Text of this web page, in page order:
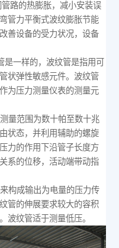
路的热膨胀，减小安装误
管力平衡式波纹膨胀节能
善设备的受力状况，设备
一样的，波纹管是指用可
状弹性敏感元件。波纹管
为压力测量仪表的测量元
量范围为数十帕至数十兆
状态，并利用辅助的螺旋
力的作用下沿管子长度方
系的位移，活动端带动指
构成输出为电量的压力传
管的伸展要求较大的容积
波纹管适于测量低压。